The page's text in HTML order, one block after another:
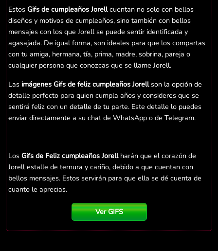
Estos Gifs de cumpleaños Jorellcuentan no solo con bellos
diseños y motivos de cumpleaños, sino también con bellos
mensajes con los que Jorell se puede sentir identificada y
agasajada. De igual forma, son ideales para que los compartas
con tu amiga, hermana, tía, prima, madre, sobrina, pareja o
cualquier persona que conozcas que se llame Jorell.
Las imágenes Gifs de feliz cumpleaños Jorellson la opción de
detalle perfecto para quien cumpla años y consideres que se
sentirá feliz con un detalle de tu parte. Este detalle lo puedes
enviar directamente a su chat de WhatsApp o de Telegram.
Los Gifs de Feliz cumpleaños Jorellharán que el corazón de
Jorell estalle de ternura y cariño, debido a que cuentan con
bellos mensajes. Estos servirán para que ella se dé cuenta de
cuanto le aprecias.
Ver GIFS